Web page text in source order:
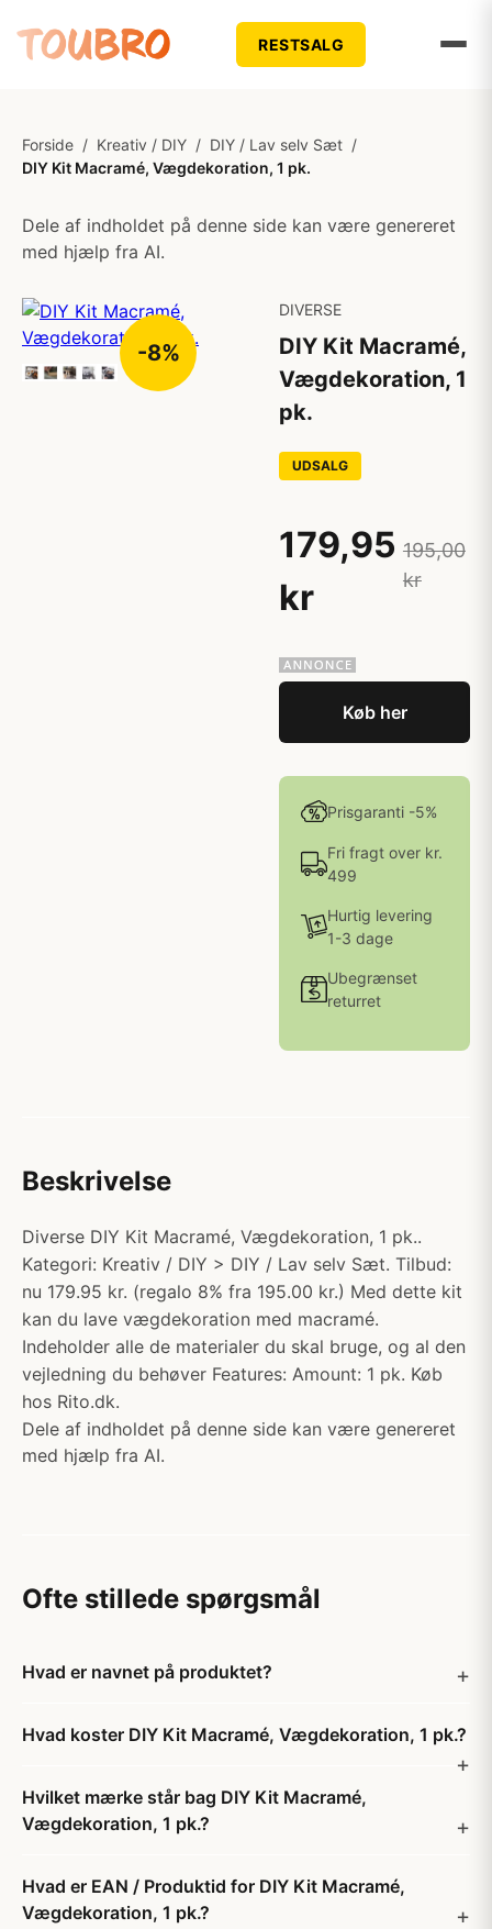
RESTSALG
Forside / Kreativ / DIY / DIY / Lav selv Sæt /
DIY Kit Macramé, Vægdekoration, 1 pk.
Dele af indholdet på denne side kan være genereret
med hjælp fra AI.
-8%
DIVERSE
DIY Kit Macramé,
Vægdekoration, 1
pk.
UDSALG
179,95
kr
195,00
kr
Køb her
Prisgaranti -5%
Fri fragt over kr.
499
Hurtig levering
1-3 dage
Ubegrænset
returret
Beskrivelse
Diverse DIY Kit Macramé, Vægdekoration, 1 pk..
Kategori: Kreativ / DIY > DIY / Lav selv Sæt. Tilbud:
nu 179.95 kr. (regalo 8% fra 195.00 kr.) Med dette kit
kan du lave vægdekoration med macramé.
Indeholder alle de materialer du skal bruge, og al den
vejledning du behøver Features: Amount: 1 pk. Køb
hos Rito.dk.
Dele af indholdet på denne side kan være genereret
med hjælp fra AI.
Ofte stillede spørgsmål
Hvad er navnet på produktet?
Hvad koster DIY Kit Macramé, Vægdekoration, 1 pk.?
Hvilket mærke står bag DIY Kit Macramé,
Vægdekoration, 1 pk.?
Hvad er EAN / Produktid for DIY Kit Macramé,
Vægdekoration, 1 pk.?